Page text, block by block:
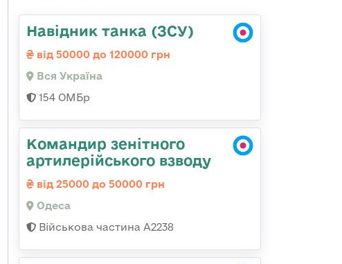
Навідник танка (ЗСУ)
від 50000 до 120000 грн
Вся Україна
154 ОМБр
Командир зенітного
артилерійського взводу
від 25000 до 50000 грн
Одеса
Військова частина А2238